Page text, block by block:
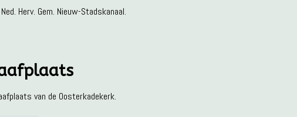
Herv. Gem. Nieuw-Stadskanaal.
van de Oosterkadekerk.